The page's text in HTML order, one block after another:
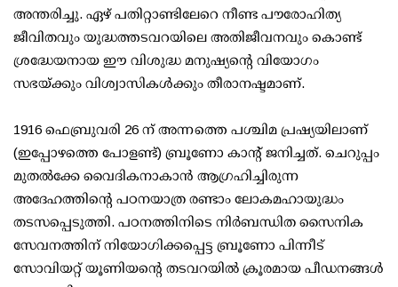
അന്തരിച്ചു. ഏഴ് പതിറ്റാണ്ടിലേറെ നീണ്ട പൗരോഹിത്യ
ജീവിതവും യുദ്ധത്തടവറയിലെ അതിജീവനവും കൊണ്ട്
ശ്രദ്ധേയനായ ഈ വിശുദ്ധ മനുഷ്യന്റെ വിയോഗം
സഭയ്ക്കും വിശ്വാസികൾക്കും തീരാനഷ്ടമാണ്.
1916 ഫെബ്രുവരി 26 ന് അന്നത്തെ പശ്ചിമ പ്രഷ്യയിലാണ്
(ഇപ്പോഴത്തെ പോളണ്ട്) ബ്രൂണോ കാന്റ് ജനിച്ചത്. ചെറുപ്പം
മുതൽക്കേ വൈദികനാകാൻ ആഗ്രഹിച്ചിരുന്ന
അദേഹത്തിന്റെ പഠനയാത്ര രണ്ടാം ലോകമഹായുദ്ധം
തടസപ്പെടുത്തി. പഠനത്തിനിടെ നിർബന്ധിത സൈനിക
സേവനത്തിന് നിയോഗിക്കപ്പെട്ട ബ്രൂണോ പിന്നീട്
സോവിയറ്റ് യൂണിയന്റെ തടവറയിൽ ക്രൂരമായ പീഡനങ്ങൾ